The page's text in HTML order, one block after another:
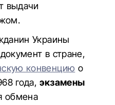
выдачи
Украины
в стране,
конвенцию о
года,экзамены
обмена